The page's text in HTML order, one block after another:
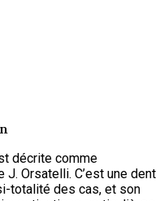
décrite comme
Orsatelli. C’est une dent
totalité des cas, et son